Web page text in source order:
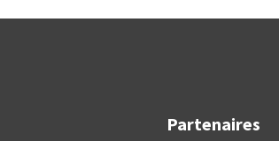
Partenaires